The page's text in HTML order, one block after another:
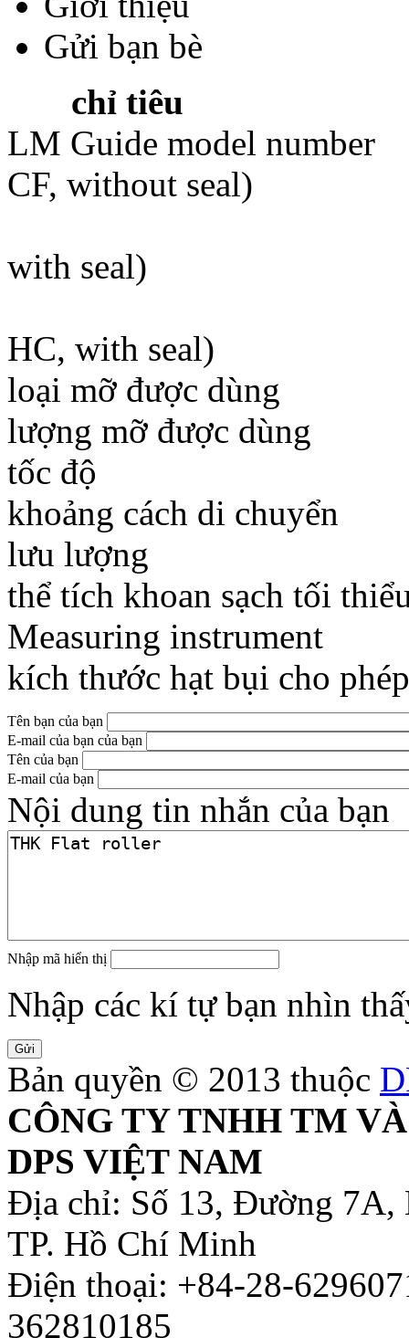
Gửi bạn bè
chỉ
LM Guide model
CF, without seal)
with seal)
HC, with seal)
loại mỡ được dùng
lượng mỡ được
tốc độ 30m/
khoảng cách di
lưu lượng
thể tích khoan sạch tối
Measuring
kích thước hạt bụi cho
Tên bạn của bạn
E-mail của bạn của bạn
Tên của bạn
E-mail của bạn
Nội dung tin nhắn của bạn
Nhập mã hiển thị
Nhập các kí tự bạn nhìn
Bản quyền © 2013 thuộc
CÔNG TY TNHH TM
DPS VIỆT NAM
Địa chỉ: Số 13, Đường 7A,
TP. Hồ Chí Minh
Điện thoại: +84-28-
362810185